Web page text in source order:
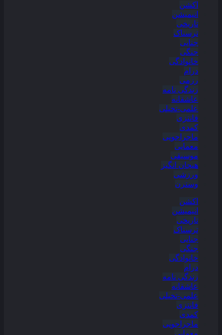
اکشن
انیمیشن
تاریخی
ترسناک
جنایی
جنگی
خانوادگی
درام
رزمی
زندگی نامه
عاشقانه
علمی-تخیلی
فانتزی
کمدی
ماجراجویی
معمایی
موسیقی
هیجان انگیز
ورزشی
وسترن
اکشن
انیمیشن
تاریخی
ترسناک
جنایی
جنگی
خانوادگی
درام
زندگی نامه
عاشقانه
علمی-تخیلی
فانتزی
کمدی
ماجراجویی
معمایی